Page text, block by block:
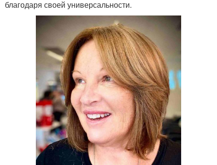
благодаря своей универсальности.